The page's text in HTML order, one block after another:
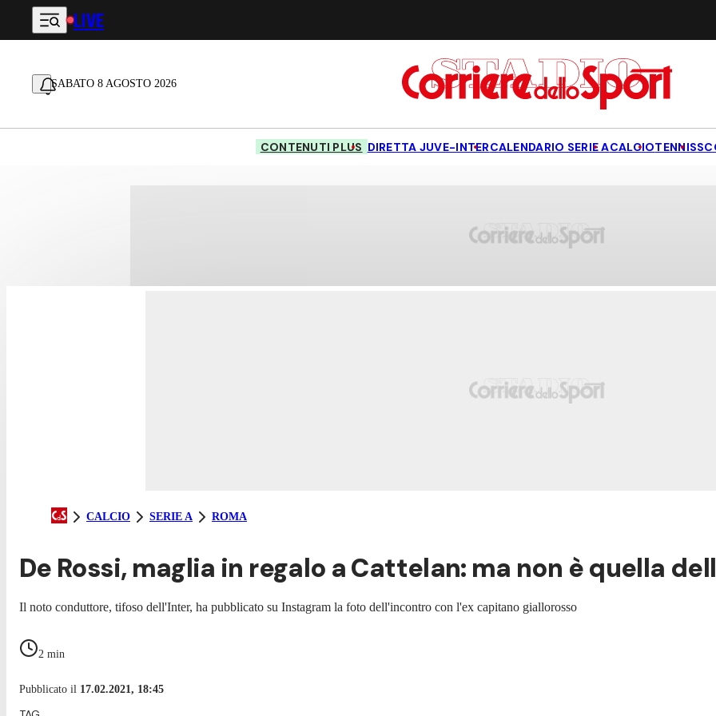
Vai al contenuto principale
LIVE
SABATO 8 AGOSTO 2026
CONTENUTI PLUS DIRETTA JUVE-INTERCALENDARIO SERIE ACALCIOTENNIS
CALCIO SERIE A ROMA
De Rossi, maglia in regalo a Cattelan: ma non è quella
Il noto conduttore, tifoso dell'Inter, ha pubblicato su Instagram la foto dell'incontro con l'ex capitano giallorosso
2 min
Pubblicato il 17.02.2021, 18:45